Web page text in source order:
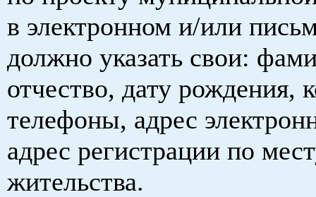
в электронном и/или
должно указать свои:
отчество, дату рождения,
телефоны, адрес
адрес регистрации по
жительства.